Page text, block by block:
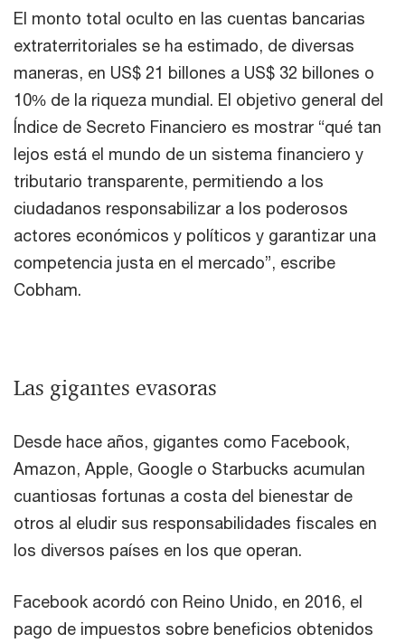
El monto total oculto en las cuentas bancarias
extraterritoriales se ha estimado, de diversas
maneras, en US$ 21 billones a US$ 32 billones o
10% de la riqueza mundial. El objetivo general del
Índice de Secreto Financiero es mostrar “qué tan
lejos está el mundo de un sistema financiero y
tributario transparente, permitiendo a los
ciudadanos responsabilizar a los poderosos
actores económicos y políticos y garantizar una
competencia justa en el mercado”, escribe
Cobham.
Las gigantes evasoras
Desde hace años, gigantes como Facebook,
Amazon, Apple, Google o Starbucks acumulan
cuantiosas fortunas a costa del bienestar de
otros al eludir sus responsabilidades fiscales en
los diversos países en los que operan.
Facebook acordó con Reino Unido, en 2016, el
pago de impuestos sobre beneficios obtenidos